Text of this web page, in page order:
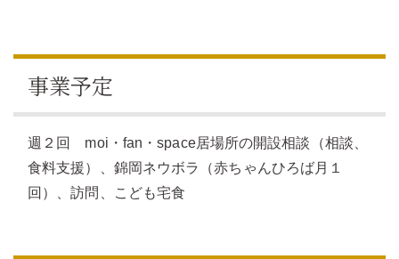
事業予定
週２回 moi・fan・space居場所の開設相談（相談、
食料支援）、錦岡ネウボラ（赤ちゃんひろば月１
回）、訪問、こども宅食